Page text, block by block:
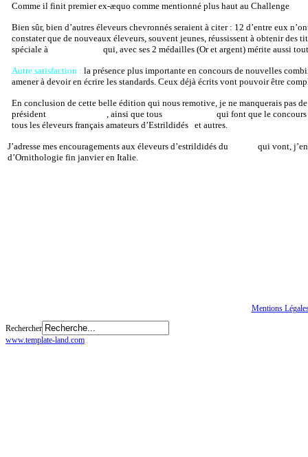
Comme il finit premier ex-æquo comme mentionné plus haut au Challenge
Bien sûr, bien d’autres éleveurs chevronnés seraient à citer : 12 d’entre eux
constater que de nouveaux éleveurs, souvent jeunes, réussissent à obtenir
spéciale à
qui, avec ses 2 médailles (Or et argent) mérite aussi
Autre satisfaction : la présence plus importante en concours de nouvelles
amener à devoir en écrire les standards. Ceux déjà écrits vont pouvoir être
En conclusion de cette belle édition qui nous remotive, je ne manquerais pas
président
, ainsi que tous
qui font que le
tous les éleveurs français amateurs d’Estrildidés et autres.
J’adresse mes encouragements aux éleveurs d’estrildidés du
qui vont,
d’Ornithologie fin janvier en Italie.
Mentions
Rechercher
www.template-land.com